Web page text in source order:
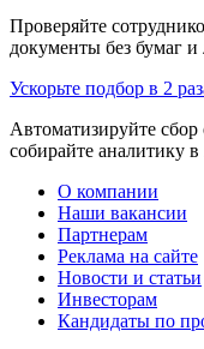
Проверяйте
документы без бумаг
Ускорьте подбор в 2
Автоматизируйте сбор
собирайте аналитику в
О компании
Наши вакансии
Партнерам
Реклама на сайте
Новости и статьи
Инвесторам
Кандидаты по